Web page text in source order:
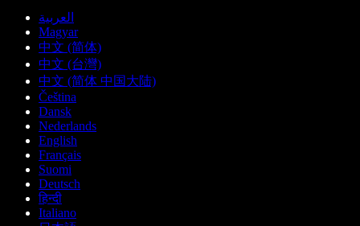
العربية
Magyar
中文 (简体)
中文 (台灣)
中文 (简体 中国大陆)
Čeština
Dansk
Nederlands
English
Français
Suomi
Deutsch
हिन्दी
Italiano